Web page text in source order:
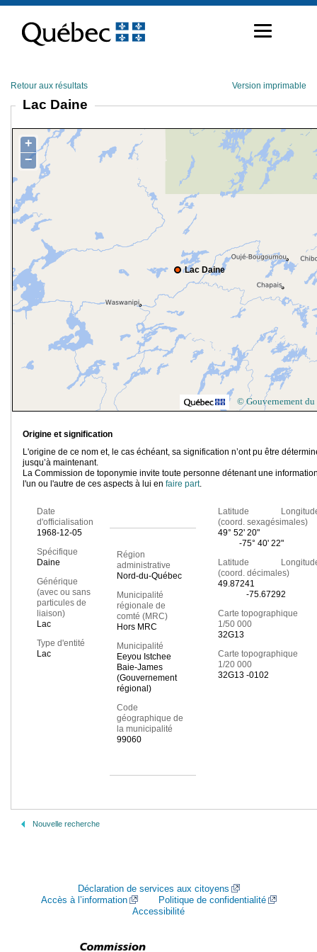
contenu
Retour aux résultats Version imprimable
Lac Daine
Lac Daine
+
−
© Gouvernement du
Origine et signification
L'origine de ce nom et, le cas échéant, sa signification n’ont pu être
jusqu’à maintenant.
La Commission de toponymie invite toute personne détenant une
l'un ou l'autre de ces aspects à lui en faire part.
Date
d'officialisation
1968-12-05
Spécifique
Daine
Générique
(avec ou sans
particules de
liaison)
Lac
Type d'entité
Lac
Région
administrative
Nord-du-Québec
Municipalité
régionale de
comté (MRC)
Hors MRC
Municipalité
Eeyou Istchee
Baie-James
(Gouvernement
régional)
Code
géographique de
la municipalité
99060
Latitude
(coord. sexagésimales)
49° 52' 20"
-75° 40' 22"
Latitude
(coord. décimales)
49.87241
-75.67292
Carte topographique
1/50 000
32G13
Carte topographique
1/20 000
32G13 -0102
Nouvelle recherche
Déclaration de services aux citoyens
Accès à l’information
Politique de confidentialité
Accessibilité